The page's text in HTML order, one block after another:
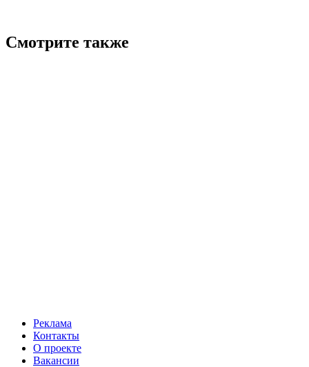
Смотрите также
Реклама
Контакты
О проекте
Вакансии